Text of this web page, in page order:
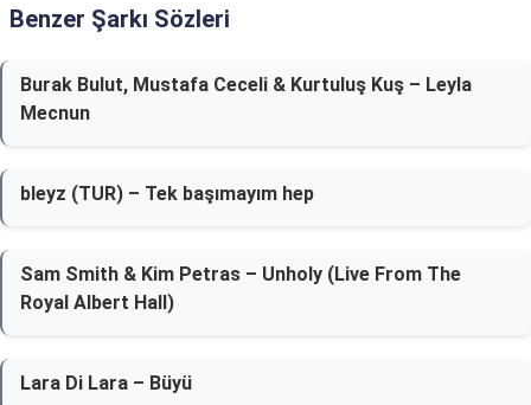
Benzer Şarkı Sözleri
Burak Bulut, Mustafa Ceceli & Kurtuluş Kuş – Leyla
Mecnun
bleyz (TUR) – Tek başımayım hep
Sam Smith & Kim Petras – Unholy (Live From The
Royal Albert Hall)
Lara Di Lara – Büyü